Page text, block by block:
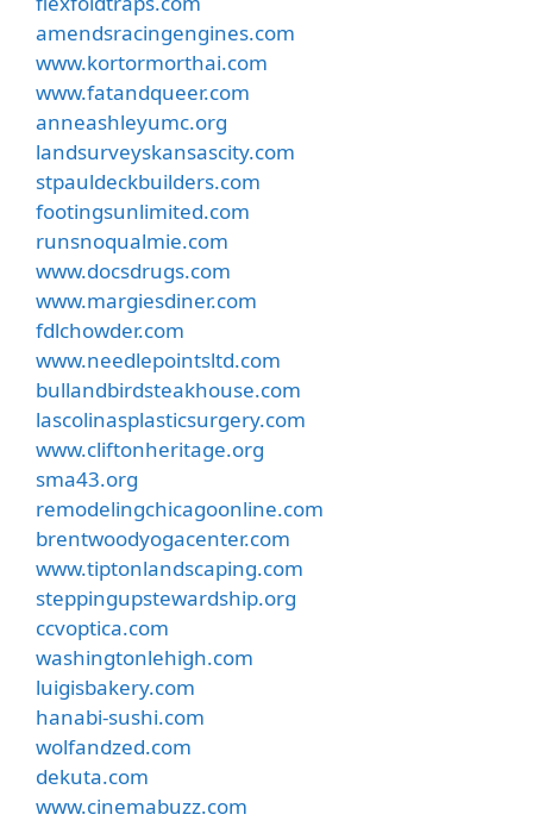
amendsracingengines.com
www.kortormorthai.com
www.fatandqueer.com
anneashleyumc.org
landsurveyskansascity.com
stpauldeckbuilders.com
footingsunlimited.com
runsnoqualmie.com
www.docsdrugs.com
www.margiesdiner.com
fdlchowder.com
www.needlepointsltd.com
bullandbirdsteakhouse.com
lascolinasplasticsurgery.com
www.cliftonheritage.org
sma43.org
remodelingchicagoonline.com
brentwoodyogacenter.com
www.tiptonlandscaping.com
steppingupstewardship.org
ccvoptica.com
washingtonlehigh.com
luigisbakery.com
hanabi-sushi.com
wolfandzed.com
dekuta.com
www.cinemabuzz.com